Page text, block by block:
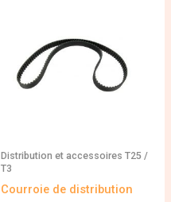
Distribution et accessoires T25 /
T3
Courroie de distribution